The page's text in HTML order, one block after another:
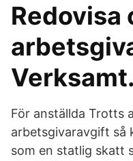
Redovisa
För anställda Trotts
arbetsgivaravgift så
som en statlig skatt